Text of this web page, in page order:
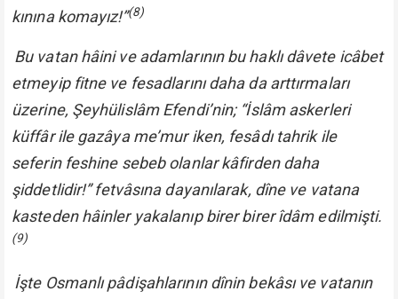
kınına komayız!”(8)
Bu vatan hâini ve adamlarının bu haklı dâvete icâbet
etmeyip fitne ve fesadlarını daha da arttırmaları
üzerine, Şeyhülislâm Efendi’nin; “İslâm askerleri
küffâr ile gazâya me’mur iken, fesâdı tahrik ile
seferin feshine sebeb olanlar kâfirden daha
şiddetlidir!”fetvâsına dayanılarak, dîne ve vatana
kasteden hâinler yakalanıp birer birer îdâm edilmişti.
(9)
İşte Osmanlı pâdişahlarının dînin bekâsı ve vatanın